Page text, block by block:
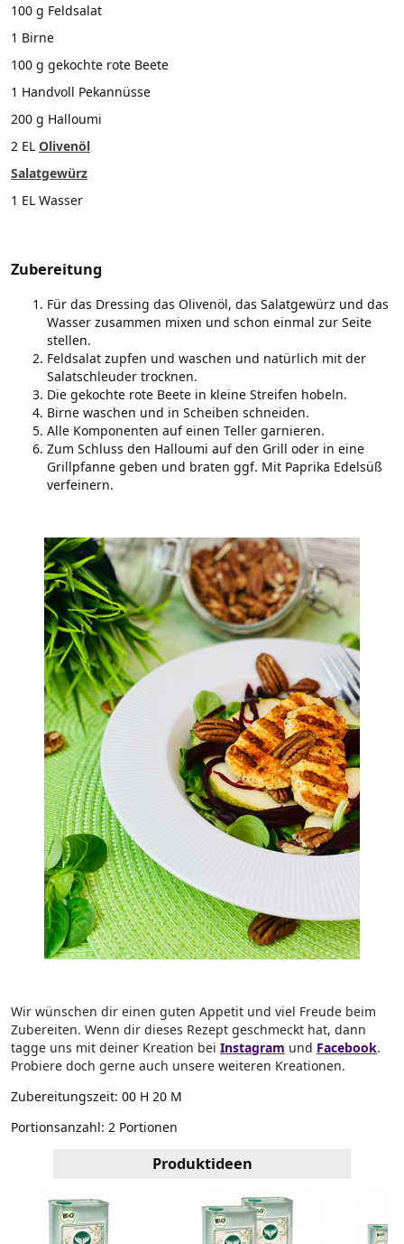
100 g Feldsalat
1 Birne
100 g gekochte rote Beete
1 Handvoll Pekannüsse
200 g Halloumi
2 EL Olivenöl
Salatgewürz
1 EL Wasser
Zubereitung
Für das Dressing das Olivenöl, das Salatgewürz und das
Wasser zusammen mixen und schon einmal zur Seite
stellen.
Feldsalat zupfen und waschen und natürlich mit der
Salatschleuder trocknen.
Die gekochte rote Beete in kleine Streifen hobeln.
Birne waschen und in Scheiben schneiden.
Alle Komponenten auf einen Teller garnieren.
Zum Schluss den Halloumi auf den Grill oder in eine
Grillpfanne geben und braten ggf. Mit Paprika Edelsüß
verfeinern.
Wir wünschen dir einen guten Appetit und viel Freude beim
Zubereiten. Wenn dir dieses Rezept geschmeckt hat, dann
tagge uns mit deiner Kreation bei Instagram und Facebook.
Probiere doch gerne auch unsere weiteren Kreationen.
Zubereitungszeit: 00 H 20 M
Portionsanzahl: 2 Portionen
Produktideen